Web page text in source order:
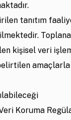
tanıtım
kişisel veri
Koruma